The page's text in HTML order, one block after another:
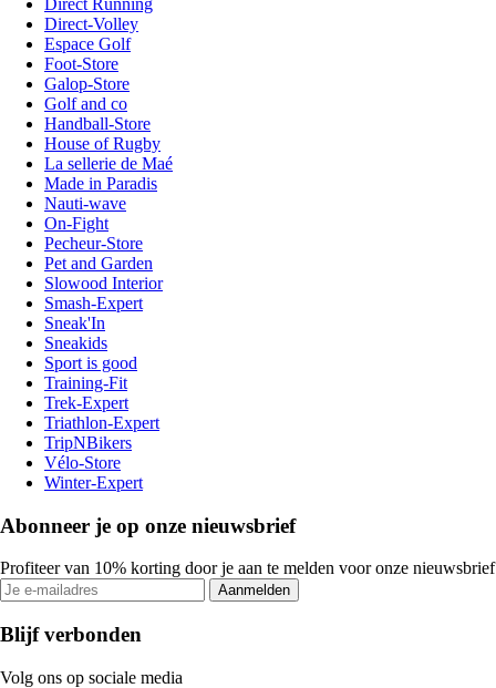
Direct Running
Direct-Volley
Espace Golf
Foot-Store
Galop-Store
Golf and co
Handball-Store
House of Rugby
La sellerie de Maé
Made in Paradis
Nauti-wave
On-Fight
Pecheur-Store
Pet and Garden
Slowood Interior
Smash-Expert
Sneak'In
Sneakids
Sport is good
Training-Fit
Trek-Expert
Triathlon-Expert
TripNBikers
Vélo-Store
Winter-Expert
Abonneer je op onze nieuwsbrief
Profiteer van 10% korting door je aan te melden voor onze nieuwsbrief
Aanmelden
Blijf verbonden
Volg ons op sociale media